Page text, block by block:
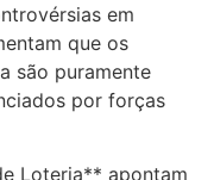
em
que os
são puramente
por forças
Loteria** apontam